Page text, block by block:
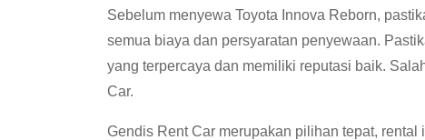
Sebelum menyewa Toyota Innova Reborn,
semua biaya dan persyaratan penyewaan.
yang terpercaya dan memiliki reputasi baik.
Car.
Gendis Rent Car merupakan pilihan tepat,